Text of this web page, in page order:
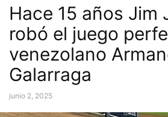
Hace 15 años Jim
robó el juego
venezolano
Galarraga
junio 2, 2025